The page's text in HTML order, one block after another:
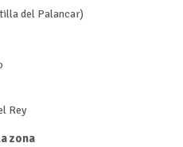
del Palancar)
Rey
zona